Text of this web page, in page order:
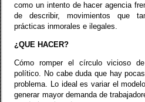
como un intento de hacer agencia
de describir, movimientos que
prácticas inmorales e ilegales.
¿QUE HACER?
Cómo romper el círculo vicioso
político. No cabe duda que hay
problema. Lo ideal es variar el
generar mayor demanda de